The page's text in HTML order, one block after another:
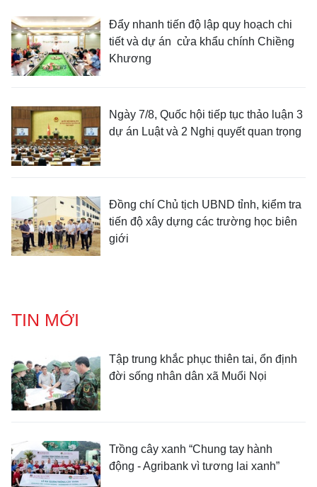
Đẩy nhanh tiến độ lập quy hoạch chi
tiết và dự án cửa khẩu chính Chiềng
Khương
Ngày 7/8, Quốc hội tiếp tục thảo luận 3
dự án Luật và 2 Nghị quyết quan trọng
Đồng chí Chủ tịch UBND tỉnh, kiểm tra
tiến độ xây dựng các trường học biên
giới
TIN MỚI
Tập trung khắc phục thiên tai, ổn định
đời sống nhân dân xã Muổi Nọi
Trồng cây xanh “Chung tay hành
động - Agribank vì tương lai xanh”